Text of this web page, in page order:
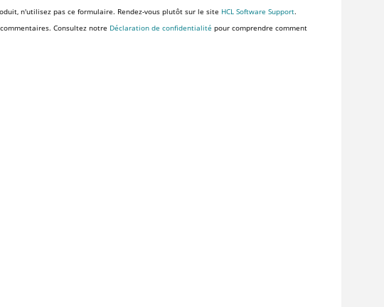
n'utilisez pas ce formulaire. Rendez-vous plutôt sur le site HCL Software Support.
Consultez notre Déclaration de confidentialité pour comprendre comment